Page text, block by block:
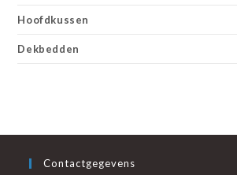
Hoofdkussen
Dekbedden
Contactgegevens